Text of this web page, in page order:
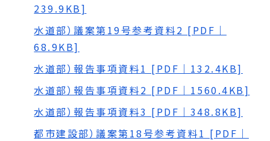
239.9KB]
水道部）議案第19号参考資料2 [PDF｜
68.9KB]
水道部）報告事項資料1 [PDF｜132.4KB]
水道部）報告事項資料2 [PDF｜1560.4KB]
水道部）報告事項資料3 [PDF｜348.8KB]
都市建設部）議案第18号参考資料1 [PDF｜